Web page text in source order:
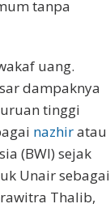
tanpa
uang.
dampaknya
tinggi
nazhiratau
(BWI) sejak
Unair sebagai
Thalib,